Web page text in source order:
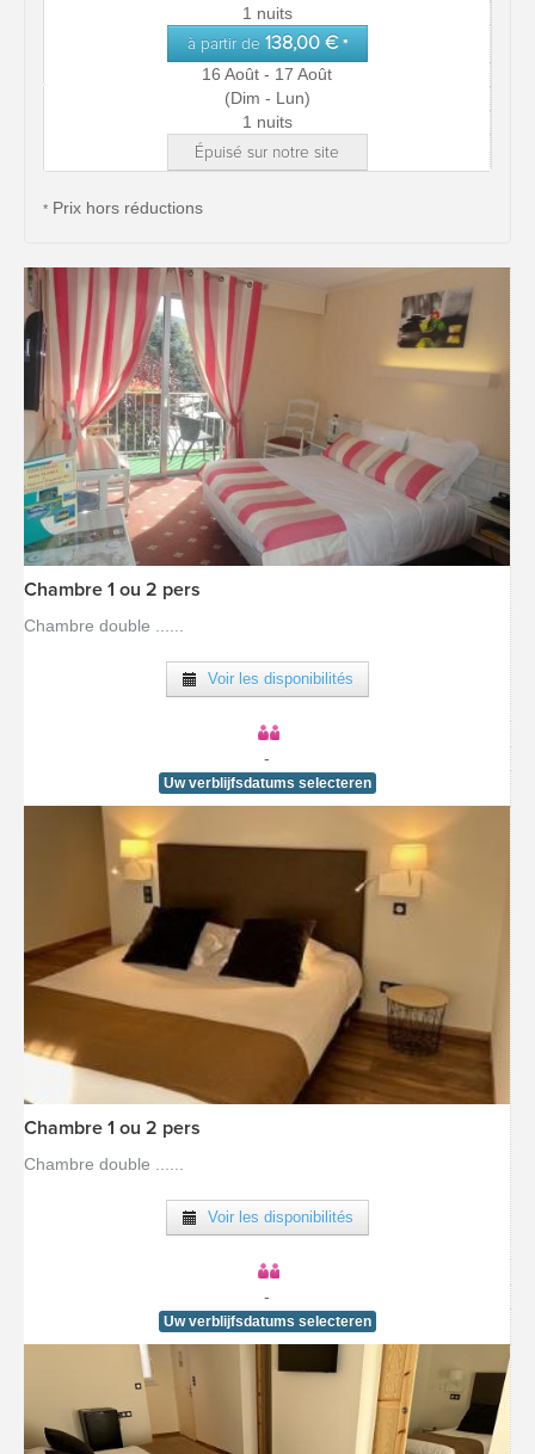
1 nuits
à partir de 138,00 € *
16 Août - 17 Août
(Dim - Lun)
1 nuits
Épuisé sur notre site
* Prix hors réductions
Chambre 1 ou 2 pers
Chambre double ......
Voir les disponibilités
-
Uw verblijfsdatums selecteren
Chambre 1 ou 2 pers
Chambre double ......
Voir les disponibilités
-
Uw verblijfsdatums selecteren